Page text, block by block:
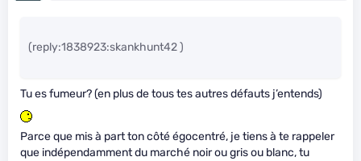
(reply:1838923:skankhunt42 )
Tu es fumeur? (en plus de tous tes autres défauts j’entends)
Parce que mis à part ton côté égocentré, je tiens à te rappeler
que indépendamment du marché noir ou gris ou blanc, tu